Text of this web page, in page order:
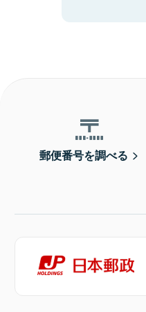
郵便番号を調べる